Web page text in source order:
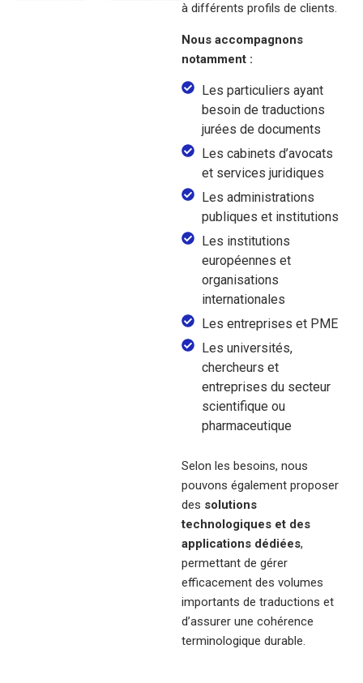
à différents profils de clients.
Nous accompagnons
notamment :
Les particuliers ayant
besoin de traductions
jurées de documents
Les cabinets d’avocats
et services juridiques
Les administrations
publiques et institutions
Les institutions
européennes et
organisations
internationales
Les entreprises et PME
Les universités,
chercheurs et
entreprises du secteur
scientifique ou
pharmaceutique
Selon les besoins, nous
pouvons également proposer
des solutions
technologiques et des
applications dédiées,
permettant de gérer
efficacement des volumes
importants de traductions et
d’assurer une cohérence
terminologique durable.